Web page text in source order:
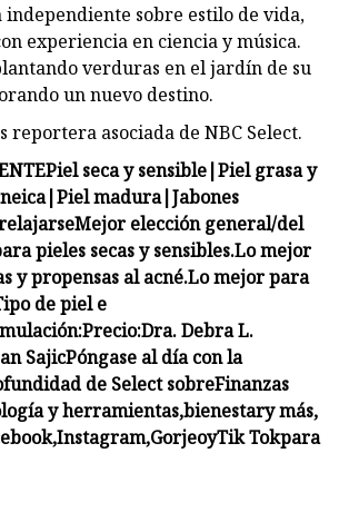
independiente sobre estilo de vida,
experiencia en ciencia y música.
verduras en el jardín de su
un nuevo destino.
reportera asociada de NBC Select.
Piel seca y sensible|Piel grasa y
|Piel madura|Jabones
Mejor elección general/del
pieles secas y sensibles.Lo mejor
y propensas al acné.Lo mejor para
de piel e
Precio:Dra. Debra L.
SajicPóngase al día con la
de Select sobreFinanzas
y herramientas,bienestary más,
,Instagram,GorjeoyTik Tokpara